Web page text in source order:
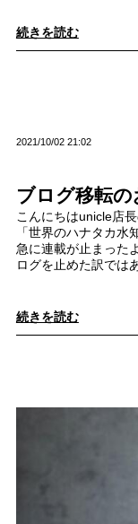
続きを読む
ブログ移転
2021/10/02 21:02
こんにちはunicle店
「世界のハナタカ水
急に連載が止まった
ログを止めた訳では
続きを読む